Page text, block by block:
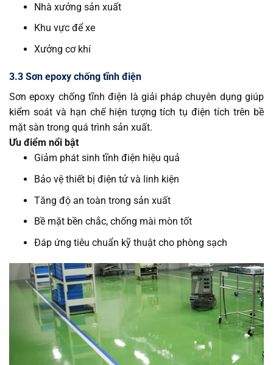
Nhà xưởng sản xuất
Khu vực để xe
Xưởng cơ khí
3.3 Sơn epoxy chống tĩnh điện
Sơn epoxy chống tĩnh điện là giải pháp chuyên dụng giúp
kiểm soát và hạn chế hiện tượng tích tụ điện tích trên bề
mặt sàn trong quá trình sản xuất.
Ưu điểm nổi bật
Giảm phát sinh tĩnh điện hiệu quả
Bảo vệ thiết bị điện tử và linh kiện
Tăng độ an toàn trong sản xuất
Bề mặt bền chắc, chống mài mòn tốt
Đáp ứng tiêu chuẩn kỹ thuật cho phòng sạch